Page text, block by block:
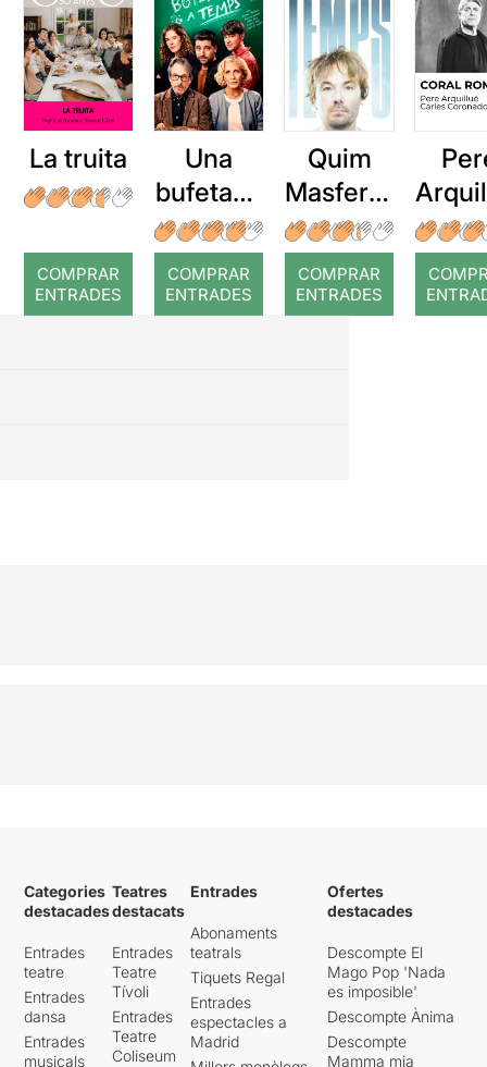
La truita
COMPRAR
ENTRADES
Una
bufetada
a temps
COMPRAR
ENTRADES
Quim
Masferre
r: Temps
COMPRAR
ENTRADES
:
Categories
destacades
Entrades
teatre
Entrades
dansa
Entrades
musicals
Teatres
destacats
Entrades
Teatre
Tívoli
Entrades
Teatre
Coliseum
Entrades
Abonaments
teatrals
Tiquets Regal
Entrades
espectacles a
Madrid
Ofertes
destacades
Descompte El
Mago Pop 'Nada
es imposible'
Descompte Ànima
Descompte
Mamma mia